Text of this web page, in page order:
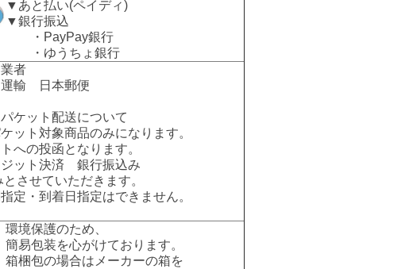
▼あと払い(ペイディ)
▼銀行振込
・PayPay銀行
・ゆうちょ銀行
者
運輸 日本郵便
ケット配送について
ット対象商品のみになります。
への投函となります。
ット決済 銀行振込み
させていただきます。
定・到着日指定はできません。
環境保護のため、
簡易包装を心がけております。
箱梱包の場合はメーカーの箱を